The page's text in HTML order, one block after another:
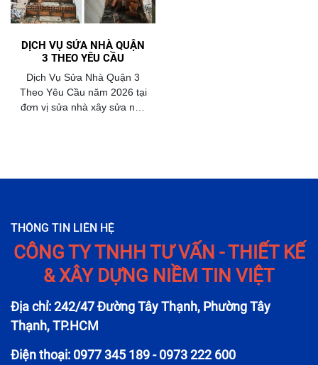
DỊCH VỤ SỬA NHÀ QUẬN
3 THEO YÊU CẦU
Dịch Vụ Sửa Nhà Quận 3
Theo Yêu Cầu năm 2026 tại
đơn vị sửa nhà xây sửa nhà
THÔNG TIN LIÊN HỆ
CÔNG TY TNHH TƯ VẤN - THIẾT KẾ
& XÂY DỰNG NIỀM TIN VIỆT
Địa chỉ: 242/47 Đường Tây Thạnh, Phường Tây
Thạnh, TP.HCM
Điện thoại: 0977 345 189 - 0973 222 600